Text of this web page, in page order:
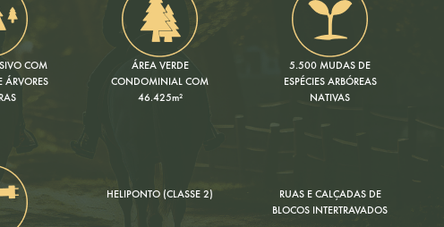
COM
ÁRVORES
ÁREA VERDE
CONDOMINIAL COM
46.425m²
5.500 MUDAS DE
ESPÉCIES ARBÓREAS
NATIVAS
HELIPONTO (CLASSE 2)
RUAS E CALÇADAS DE
BLOCOS INTERTRAVADOS